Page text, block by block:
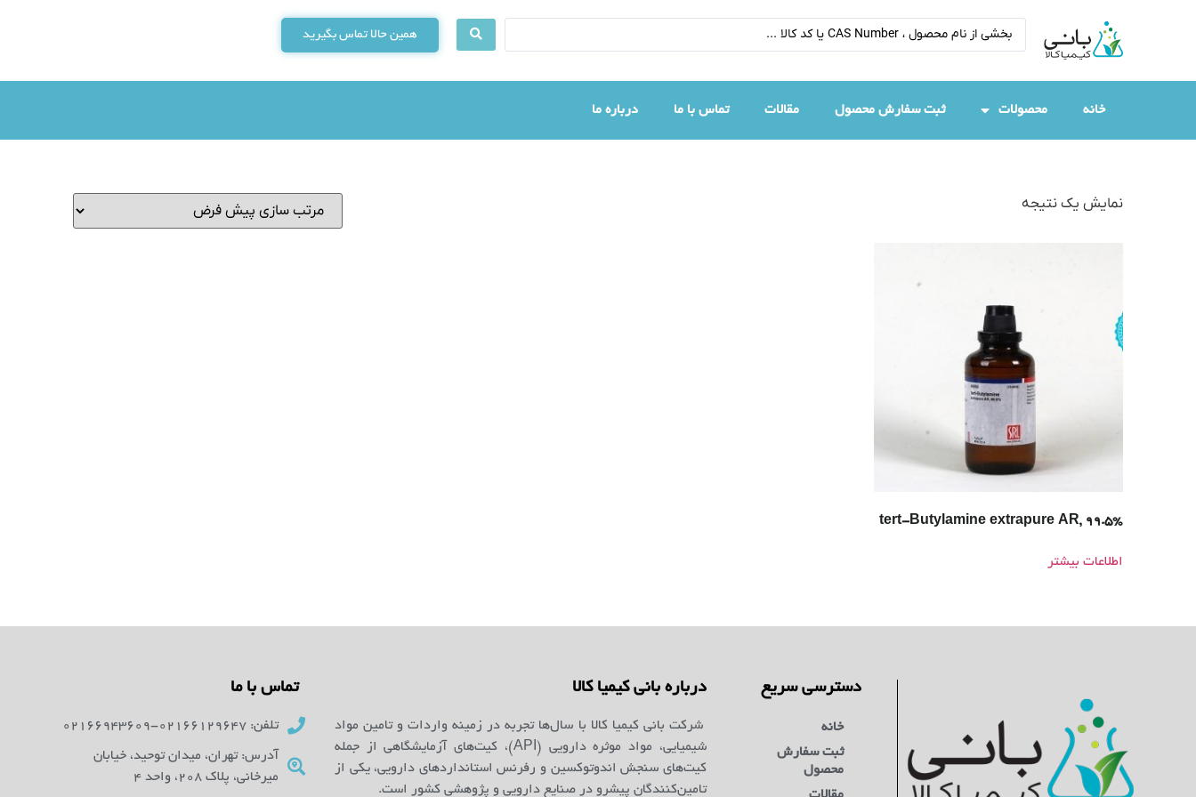
همین حالا تماس بگیرید
خانه محصولات ثبت سفارش محصول مقالات تماس با ما درباره ما
نمایش یک نتیجه
tert-Butylamine extrapure AR, 99.5%
اطلاعات بیشتر
دسترسی سریع
خانه
ثبت سفارش
محصول
درباره بانی کیمیا کالا
شرکت بانی کیمیا کالا با سال‌ها تجربه در زمینه واردات و تامین مواد
شیمیایی، مواد موثره دارویی (API)، کیت‌های آزمایشگاهی از جمله
کیت‌های سنجش اندوتوکسین و رفرنس استانداردهای دارویی، یکی از
تامین‌کنندگان پیشرو در صنایع دارویی و پژوهشی کشور است.
تماس با ما
تلفن: 02166129647-02166943609
آدرس: تهران، میدان توحید، خیابان
میرخانی، پلاک 208، واحد 4